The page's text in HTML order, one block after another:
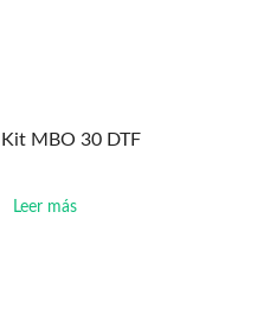
Kit MBO 30 DTF
Leer más